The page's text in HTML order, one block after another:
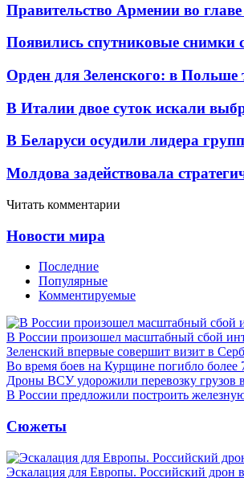
Правительство Армении во
Появились спутниковые снимки
Орден для Зеленского: в Польше
В Италии двое суток искали
В Беларуси осудили лидера
Молдова задействовала
Читать комментарии
Новости мира
Последние
Популярные
Комментируемые
В России произошел масштабный сбой
Зеленский впервые совершит визит в
Во время боев на Курщине погибло
Дроны ВСУ удорожили перевозку грузов
В России предложили построить
Сюжеты
Эскалация для Европы. Российский дрон